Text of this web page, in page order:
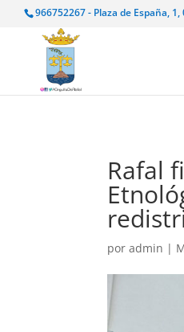
966752267 - Plaza de España, 1,
Rafal
poradmin |